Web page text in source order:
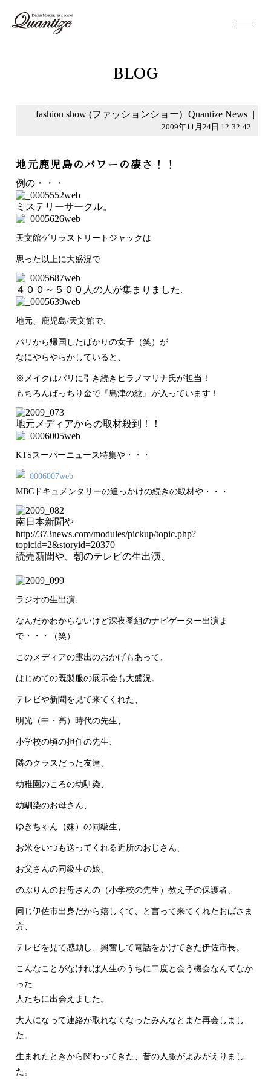
BLOG
fashion show (ファッションショー) Quantize News |
2009年11月24日 12:32:42
地元鹿児島のパワーの凄さ！！
例の・・・
ミステリーサークル。
天文館ゲリラストリートジャックは
思った以上に大盛況で
４００～５００人の人が集まりました.
地元、鹿児島/天文館で、
パリから帰国したばかりの女子（笑）が
なにやらやらかしていると、
※メイクはパリに引き続きヒラノマリナ氏が担当！
もちろんばっちり金で『島津の紋』が入っています！
地元メディアからの取材殺到！！
KTSスーパーニュース特集や・・・
MBCドキュメンタリーの追っかけの続きの取材や・・・
南日本新聞や
http://373news.com/modules/pickup/topic.php?
topicid=2&storyid=20370
読売新聞や、朝のテレビの生出演、
ラジオの生出演、
なんだかわからないけど深夜番組のナビゲーター出演ま
で・・・（笑）
このメディアの露出のおかげもあって、
はじめての既製服の展示会も大盛況。
テレビや新聞を見て来てくれた、
明光（中・高）時代の先生、
小学校の頃の担任の先生、
隣のクラスだった友達、
幼稚園のころの幼馴染、
幼馴染のお母さん、
ゆきちゃん（妹）の同級生、
お米をいつも送ってくれる近所のおじさん、
お父さんの同級生の娘、
のぶりんのお母さんの（小学校の先生）教え子の保護者、
同じ伊佐市出身だから嬉しくて、と言って来てくれたおばさま
方、
テレビを見て感動し、興奮して電話をかけてきた伊佐市長。
こんなことがなければ人生のうちに二度と会う機会なんてなか
った
人たちに出会えました。
大人になって連絡が取れなくなったみんなとまた再会しまし
た。
生まれたときから関わってきた、昔の人脈がよみがえりまし
た。